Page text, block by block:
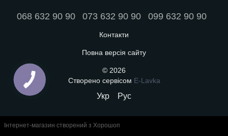
068 632 90 90 073 632 90 90 099 632 90 90
Контакти
Повна версія сайту
© 2026
Створено сервісом E-Lavka
Укр Рус
Інтернет-магазин створений з Хорошоп